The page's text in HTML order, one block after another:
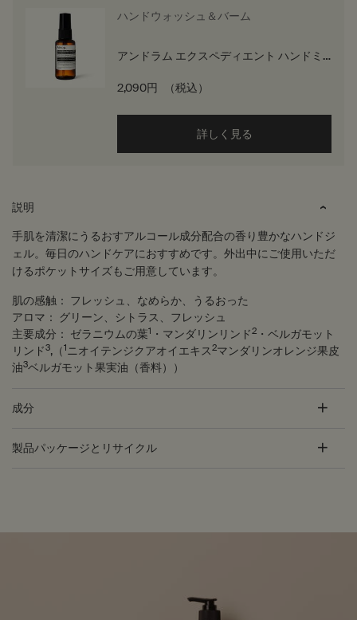
ハンドウォッシュ＆バーム
アンドラム エクスペディエント ハンドミ
2,090円
（税込）
詳しく見る
説明
手肌を清潔にうるおすアルコール成分配合の香り豊かなハンドジ
ェル。毎日のハンドケアにおすすめです。外出中にご使用いただ
けるポケットサイズもご用意しています。
肌の感触： フレッシュ、なめらか、うるおった
アロマ：
グリーン、シトラス、フレッシュ
主要成分： ゼラニウムの葉1 ・マンダリンリンド2 ・ベルガモット
リンド3,（1ニオイテンジクアオイエキス2マンダリンオレンジ果皮
油3ベルガモット果実油（香料））
成分
製品パッケージとリサイクル